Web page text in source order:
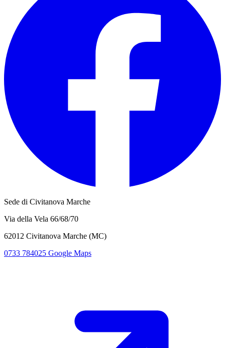
Sede di Civitanova Marche
Via della Vela 66/68/70
62012 Civitanova Marche (MC)
0733 784025 Google Maps